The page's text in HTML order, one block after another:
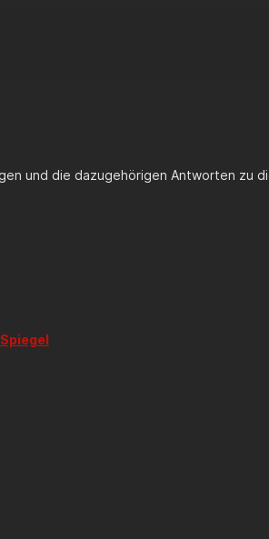
und die dazugehörigen Antworten zu